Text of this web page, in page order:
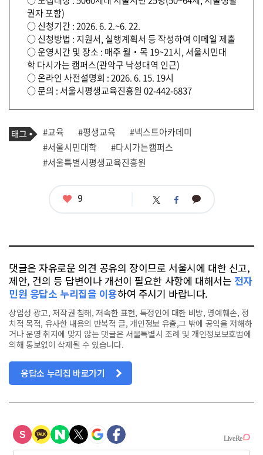
권자 포함)
○ 신청기간 : 2026. 6. 2.~6. 22.
○ 신청방법 : 지원서, 실행계획서 등 작성하여 이메일 제출
○ 운영시간 및 장소 : 매주 월‧목 19~21시, 서울시민대
학 다시가는 캠퍼스(관악구 낙성대역 인근)
○ 온라인 사전설명회 : 2026. 6. 15. 19시
○ 문의 : 서울시평생교육진흥원 02-442-6837
기
사
관
련
태
태
그
#교육 #평생교육
#넥스트아카데미
#서울시민대학
#다시가는캠퍼스
#서울특별시평생교육진흥원
좋
9 트 페 카
댓글은 자유로운 의견 공유의 장이므로 서울시에 대한 신고,
제안, 건의 등 답변이나 개선이 필요한 사항에 대해서는 전자
민원 응답소 누리집을 이용하여 주시기 바랍니다.
상업성 광고, 저작권 침해, 저속한 표현, 특정인에 대한 비방, 명예훼손, 정
치적 목적, 유사한 내용의 반복적 글, 개인정보 유출,그 밖에 공익을 저해하
거나 운영 취지에 맞지 않는 댓글은 서울특별시 조례 및 개인정보보호법에
의해 통보없이 삭제될 수 있습니다.
응답소 누리집 바로가기